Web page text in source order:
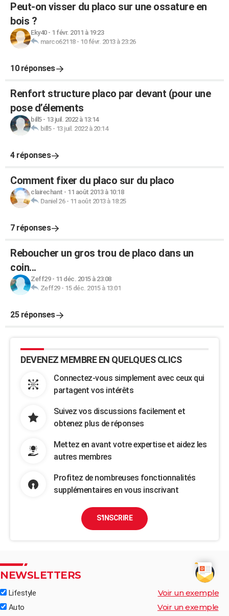
Peut-on visser du placo sur une ossature en
bois ?
Eky40- 1 févr. 2011 à 19:23
marco62118- 10 févr. 2013 à 23:26
10 réponses
Renfort structure placo par devant (pour une
pose d’élements
bill5- 13 juil. 2022 à 13:14
bill5- 13 juil. 2022 à 20:14
4 réponses
Comment fixer du placo sur du placo
clairechant - 11 août 2013 à 10:18
Daniel 26- 11 août 2013 à 18:25
7 réponses
Reboucher un gros trou de placo dans un
coin...
Zeff29- 11 déc. 2015 à 23:08
Zeff29- 15 déc. 2015 à 13:01
25 réponses
DEVENEZ MEMBRE EN QUELQUES CLICS
Connectez-vous simplement avec ceux qui
partagent vos intérêts
Suivez vos discussions facilement et
obtenez plus de réponses
Mettez en avant votre expertise et aidez les
autres membres
Profitez de nombreuses fonctionnalités
supplémentaires en vous inscrivant
S'INSCRIRE
NEWSLETTERS
Lifestyle Voir un exemple
Auto Voir un exemple